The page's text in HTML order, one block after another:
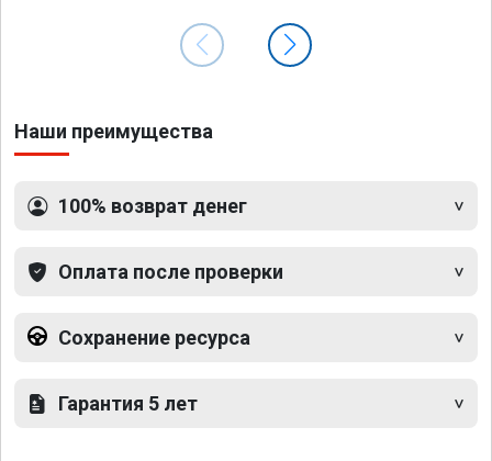
Наши преимущества
100% возврат денег
Оплата после проверки
Сохранение ресурса
Гарантия 5 лет